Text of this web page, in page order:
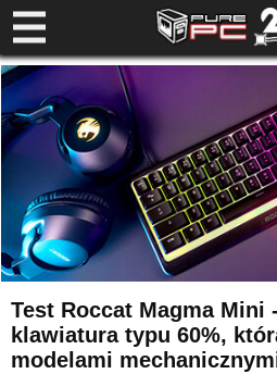
Test Roccat Magma Mini
klawiatura typu 60%,
modelami